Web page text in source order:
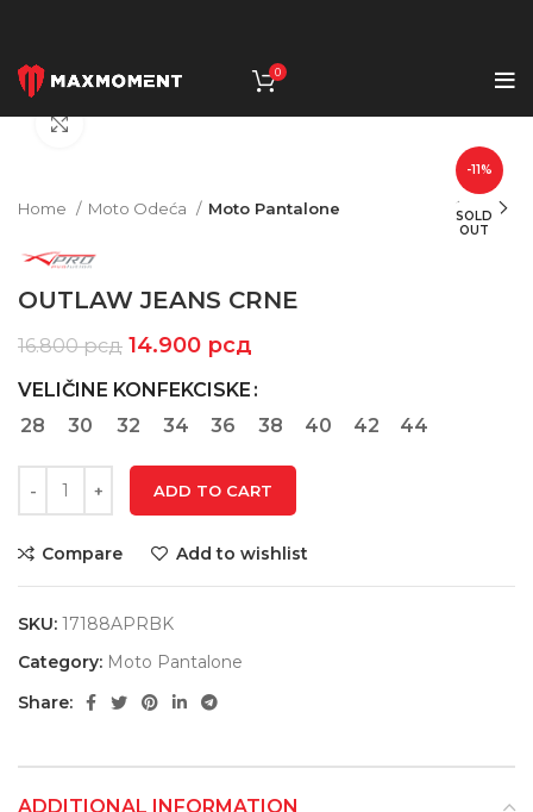
0
-11%
SOLD
OUT
Home Moto Odeća Moto Pantalone
OUTLAW JEANS CRNE
16.800рсд 14.900 рсд
VELIČINE KONFEKCISKE
28
30 32 34 36 38 40 42 44
ADD TO CART
Compare Add to wishlist
SKU: 17188APRBK
Category: Moto Pantalone
Share:
ADDITIONAL INFORMATION